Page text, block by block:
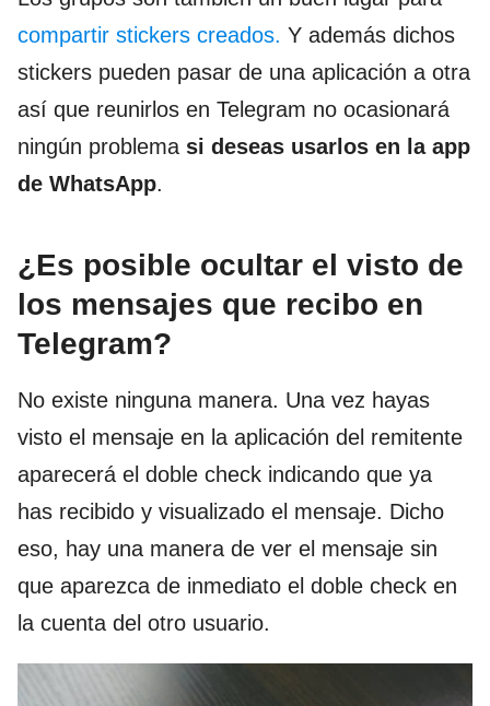
compartir stickers creados. Y además dichos
stickers pueden pasar de una aplicación a otra
así que reunirlos en Telegram no ocasionará
ningún problema si deseas usarlos en la app
de WhatsApp.
¿Es posible ocultar el visto de
los mensajes que recibo en
Telegram?
No existe ninguna manera. Una vez hayas
visto el mensaje en la aplicación del remitente
aparecerá el doble check indicando que ya
has recibido y visualizado el mensaje. Dicho
eso, hay una manera de ver el mensaje sin
que aparezca de inmediato el doble check en
la cuenta del otro usuario.